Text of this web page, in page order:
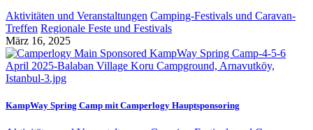
Aktivitäten und Veranstaltungen Camping-Festivals und Caravan-
Treffen Regionale Feste und Festivals
März 16, 2025
KampWay Spring Camp mit Camperlogy Hauptsponsoring